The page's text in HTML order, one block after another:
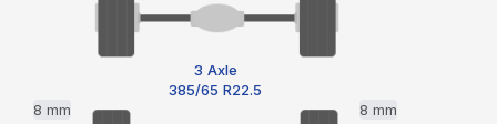
3 Axle
385/65 R22.5
8 mm
8 mm